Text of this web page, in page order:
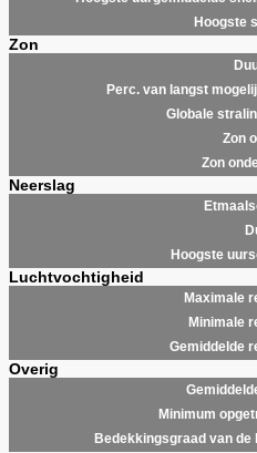
Hoogste
Zon
Perc. van langst
Globale
Zon
Zon
Neerslag
Hoogste
Luchtvochtigheid
Maximale
Minimale
Gemiddelde
Overig
Minimum
Bedekkingsgraad van de